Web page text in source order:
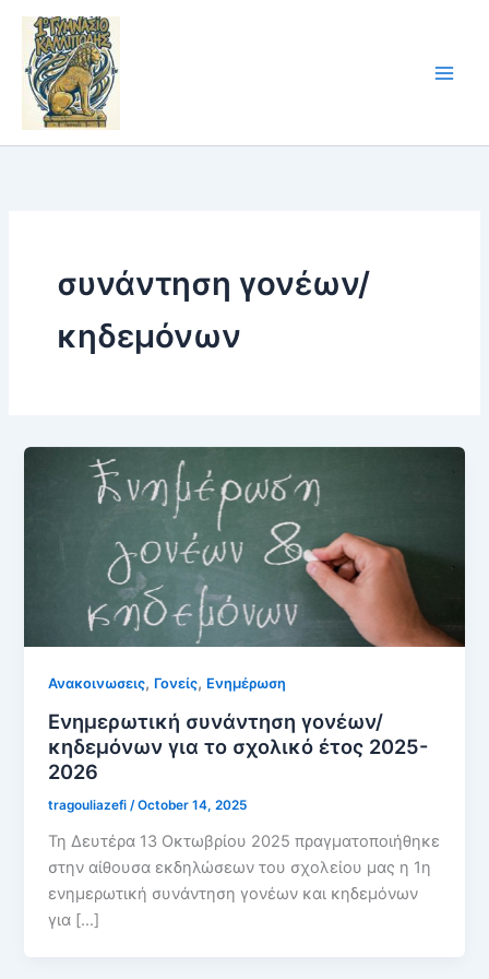
Skip
content
συνάντηση γονέων/
κηδεμόνων
Ανακοινωσεις, Γονείς, Ενημέρωση
Ενημερωτική συνάντηση γονέων/
κηδεμόνων για το σχολικό έτος 2025-
2026
tragouliazefi/October 14, 2025
Τη Δευτέρα 13 Οκτωβρίου 2025 πραγματοποιήθηκε
στην αίθουσα εκδηλώσεων του σχολείου μας η 1η
ενημερωτική συνάντηση γονέων και κηδεμόνων
για […]